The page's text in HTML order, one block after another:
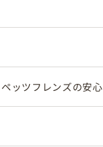
ッツフレンズの安心